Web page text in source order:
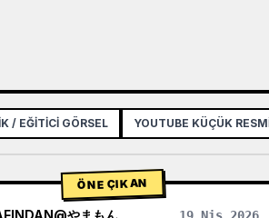
/ EĞITICI GÖRSEL YOUTUBE KÜÇÜK
ÖNE ÇIKAN
@やまもん